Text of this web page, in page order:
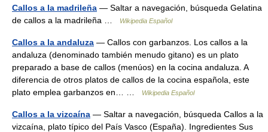
Callos a la madrileña — Saltar a navegación, búsqueda Gelatina
de callos a la madrileña …
Wikipedia Español
Callos a la andaluza — Callos con garbanzos. Los callos a la
andaluza (denominado también menudo gitano) es un plato
preparado a base de callos (menúos) en la cocina andaluza. A
diferencia de otros platos de callos de la cocina española, este
plato emplea garbanzos en… …
Wikipedia Español
Callos a la vizcaína — Saltar a navegación, búsqueda Callos a la
vizcaína, plato típico del País Vasco (España). Ingredientes Sus